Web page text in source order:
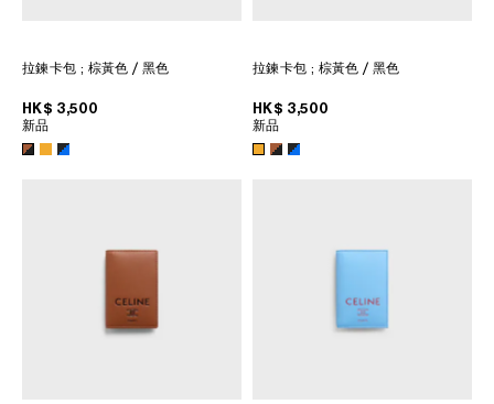
拉鍊卡包 ; 棕黃色 / 黑色
HK$ 3,500
新品
拉鍊卡包 ; 棕黃色 / 黑色
HK$ 3,500
新品